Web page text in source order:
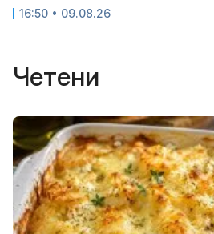
16:50 • 09.08.26
Четени